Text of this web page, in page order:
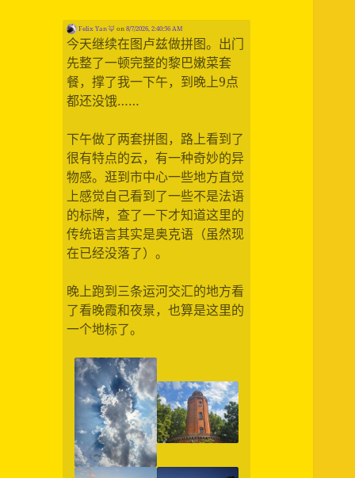
Felix Yan 🦊 on8/7/2026, 2:40:56 AM
今天继续在图卢兹做拼图。出门
先整了一顿完整的黎巴嫩菜套
餐，撑了我一下午，到晚上9点
都还没饿……
下午做了两套拼图，路上看到了
很有特点的云，有一种奇妙的异
物感。逛到市中心一些地方直觉
上感觉自己看到了一些不是法语
的标牌，查了一下才知道这里的
传统语言其实是奥克语（虽然现
在已经没落了）。
晚上跑到三条运河交汇的地方看
了看晚霞和夜景，也算是这里的
一个地标了。